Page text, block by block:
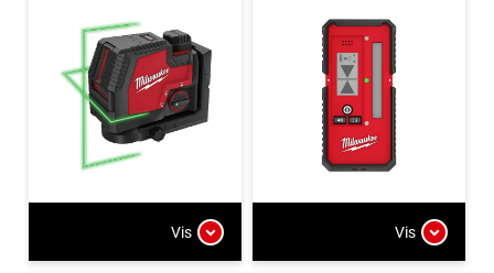
Vis Vis